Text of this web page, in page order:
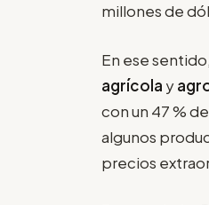
millones de
En ese
agrícola y
con un 47 %
algunos
precios